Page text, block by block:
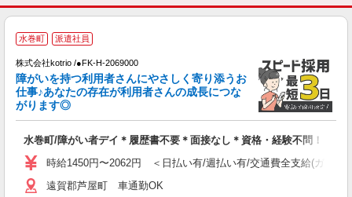
水巻町 派遣社員
株式会社kotrio /●FK-H-2069000
障がいを持つ利用者さんにやさしく寄り添うお
仕事♪あなたの存在が利用者さんの成長につな
がります◎
水巻町/障がい者デイ＊履歴書不要＊面接なし＊資格・経験不問！
時給1450円〜2062円 ＜日払い有/週払い有/交通費全支給(ガソリ
遠賀郡芦屋町 車通勤OK